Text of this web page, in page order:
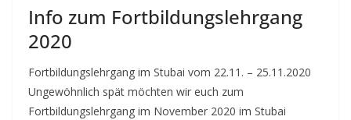
Info zum Fortbildungslehrgang
2020
Fortbildungslehrgang im Stubai vom 22.11. – 25.11.2020
Ungewöhnlich spät möchten wir euch zum
Fortbildungslehrgang im November 2020 im Stubai